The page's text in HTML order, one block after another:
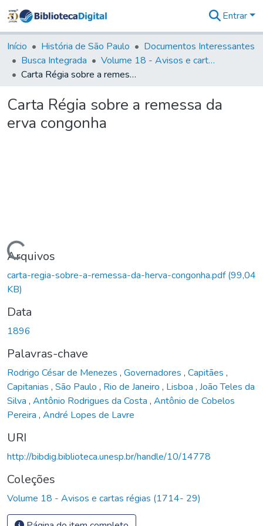
&
Coleções
Tudo na
Biblioteca
Estatísticas
Entrar
Início História de São Paulo
Documentos Interessantes
Busca Integrada
Volume 18 - Avisos e cartas régias (1714- 29)
Carta Régia sobre a remessa da erva congonha
Carta Régia sobre a remessa da
erva congonha
Carregando...
Arquivos
carta-regia-sobre-a-remessa-da-herva-congonha.pdf(99,04
KB)
Data
1896
Palavras-chave
Rodrigo César de Menezes , Governadores , Capitães ,
Capitanias , São Paulo , Rio de Janeiro , Lisboa , João Teles da
Silva , Antônio Rodrigues da Costa , Antônio de Cobelos
Pereira , André Lopes de Lavre
URI
http://bibdig.biblioteca.unesp.br/handle/10/14778
Coleções
Volume 18 - Avisos e cartas régias (1714- 29)